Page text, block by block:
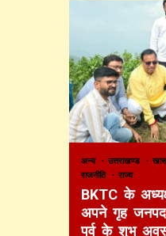
अन्य उत्तराखण्ड
राजनीति
राज्य
BKTC के
अपने गृह
पर्व के शुभ